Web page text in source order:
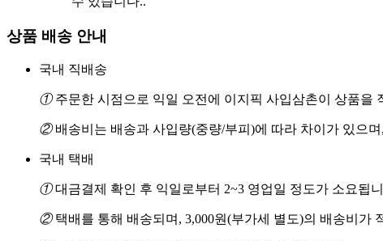
상품 배송 안내
국내 직배송
①주문한 시점으로 익일 오전에 이지픽 사입삼촌이 상품을
②배송비는 배송과 사입량(중량/부피)에 따라 차이가 있으
국내 택배
①대금결제 확인 후 익일로부터 2~3 영업일 정도가 소요됩
②택배를 통해 배송되며, 3,000원(부가세 별도)의 배송비가